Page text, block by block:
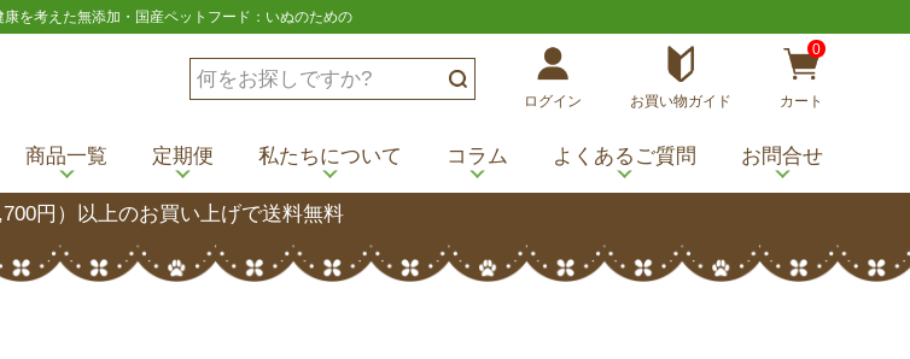
康を考えた無添加・国産ペットフード：いぬのための
ログイン お買い物ガイド
0
カート
商品一覧 定期便 私たちについて コラム よくあるご質問 お問合せ
円）以上のお買い上げで送料無料